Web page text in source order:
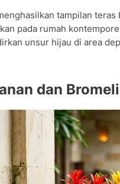
tampilan
pada rumah
unsur hijau di area
dan